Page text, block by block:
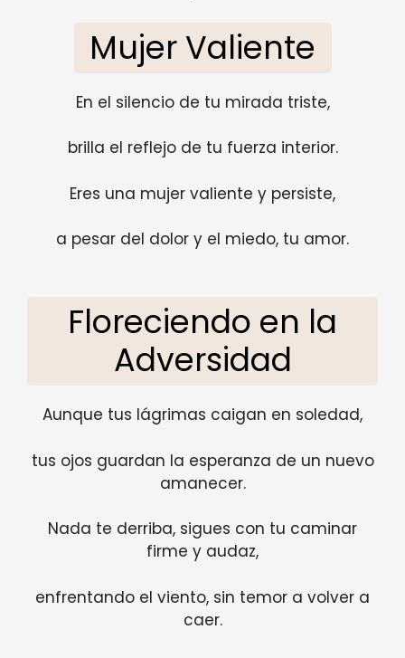
Mujer Valiente
En el silencio de tu mirada triste,
brilla el reflejo de tu fuerza interior.
Eres una mujer valiente y persiste,
a pesar del dolor y el miedo, tu amor.
Floreciendo en la
Adversidad
Aunque tus lágrimas caigan en soledad,
tus ojos guardan la esperanza de un nuevo
amanecer.
Nada te derriba, sigues con tu caminar
firme y audaz,
enfrentando el viento, sin temor a volver a
caer.